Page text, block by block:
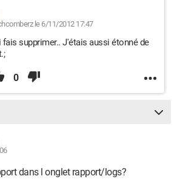
le 6/11/2012 17:47
fais supprimer.. J'étais aussi étonné de
0
dans l onglet rapport/logs?